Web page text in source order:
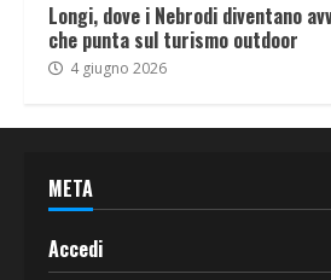
Longi, dove i Nebrodi diventano
che punta sul turismo outdoor
4 giugno 2026
META
Accedi